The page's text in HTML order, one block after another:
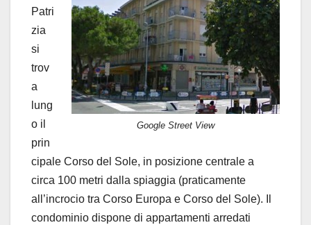
Google Street View
Patri
zia
si
trov
a
lung
o il
prin
cipale Corso del Sole, in posizione centrale a
circa 100 metri dalla spiaggia (praticamente
all’incrocio tra Corso Europa e Corso del Sole). Il
condominio dispone di appartamenti arredati